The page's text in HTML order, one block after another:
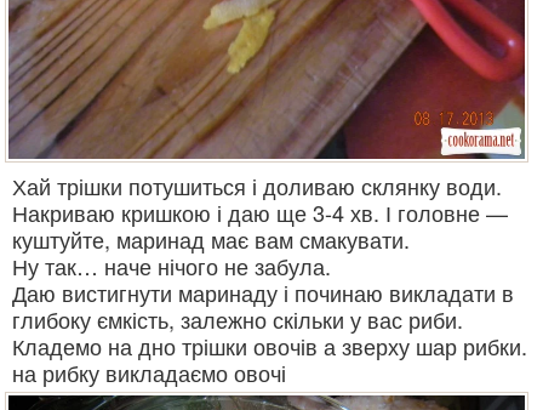
Хай трішки потушиться і доливаю склянку води.
Накриваю кришкою і даю ще 3-4 хв. І головне —
куштуйте, маринад має вам смакувати.
Ну так… наче нічого не забула.
Даю вистигнути маринаду і починаю викладати в
глибоку ємкість, залежно скільки у вас риби.
Кладемо на дно трішки овочів а зверху шар рибки.
на рибку викладаємо овочі